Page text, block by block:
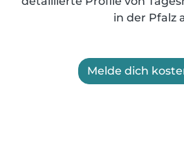
in der Pfalz
Melde dich